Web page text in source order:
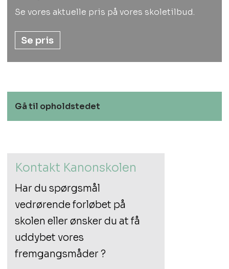
Se vores aktuelle pris på vores skoletilbud.​
Se pris
​Gå til opholdstedet
Kontakt Kanonskolen
Har du spørgsmål
vedrørende​ forløbet på
skolen eller ønsker du at få
uddybet vores
fremgangsmåder ?